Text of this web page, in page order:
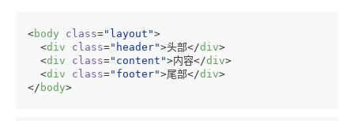
<body class="layout">
<div class="header">头部</div>
<div class="content">内容</div>
<div class="footer">尾部</div>
</ body>